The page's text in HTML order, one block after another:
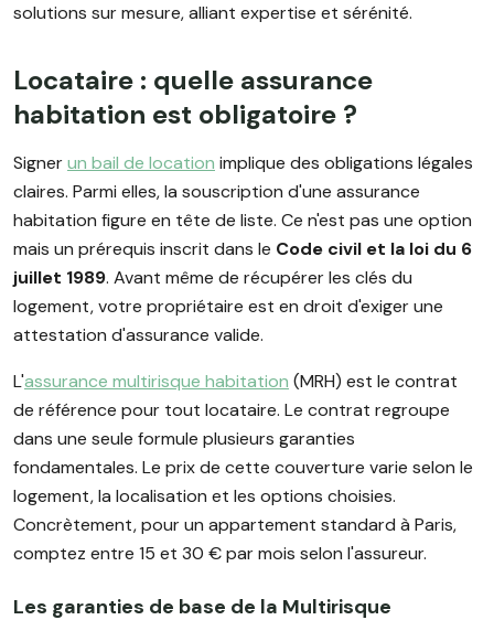
solutions sur mesure, alliant expertise et sérénité.
Locataire : quelle assurance
habitation est obligatoire ?
Signerun bail de location implique des obligations légales
claires. Parmi elles, la souscription d'une assurance
habitation figure en tête de liste. Ce n'est pas une option
mais un prérequis inscrit dans le Code civil et la loi du 6
juillet 1989. Avant même de récupérer les clés du
logement, votre propriétaire est en droit d'exiger une
attestation d'assurance valide.
L'assurance multirisque habitation (MRH) est le contrat
de référence pour tout locataire. Le contrat regroupe
dans une seule formule plusieurs garanties
fondamentales. Le prix de cette couverture varie selon le
logement, la localisation et les options choisies.
Concrètement, pour un appartement standard à Paris,
comptez entre 15 et 30 € par mois selon l'assureur.
Les garanties de base de la Multirisque